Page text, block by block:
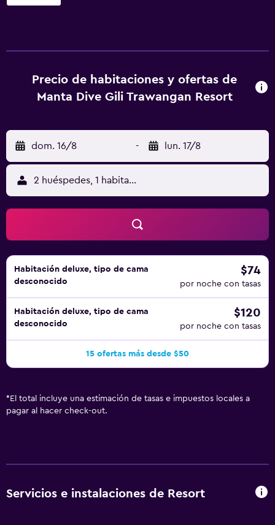
aire acondicionado, minibar y caja fuerte (cabe un
gratuitos. Este hotel en Gili Trawangan ofrece acceso a
Internet wifi gratis. Se ofrece servicio de limpieza todos
practicar las actividades de ocio y esparcimiento que se
indican más abajo en las instalaciones o cerca del
alojamiento (es posible que se aplique un recargo).
Precio de habitaciones y ofertas de
Manta Dive Gili Trawangan Resort
dom. 16/8 - lun. 17/8
2 huéspedes, 1 habitación
Habitación deluxe, tipo de cama
desconocido
$74
por noche con tasas
Habitación deluxe, tipo de cama
desconocido
$120
por noche con tasas
15 ofertas más desde $50
* El total incluye una estimación de tasas e impuestos locales a
pagar al hacer check-out.
Servicios e instalaciones de Resort